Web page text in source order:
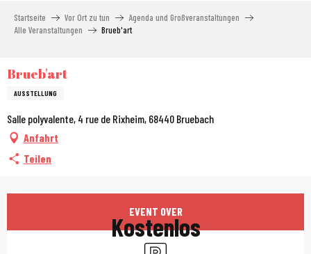
Startseite Vor Ort zu tun
Agenda und Großveranstaltungen
Alle Veranstaltungen
Brueb'art
Brueb'art
AUSSTELLUNG
Salle polyvalente, 4 rue de Rixheim, 68440 Bruebach
Anfahrt
Teilen
Öffnungszeiten &
EVENT OVER
Kostenlos
Parkplatz